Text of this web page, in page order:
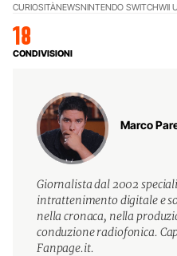
CURIOSITÀNEWSNINTENDO SWITCHWII U
18
CONDIVISIONI
Marco
Giornalista dal 2002
intrattenimento digitale e
nella cronaca, nella
conduzione radiofonica.
Fanpage.it.